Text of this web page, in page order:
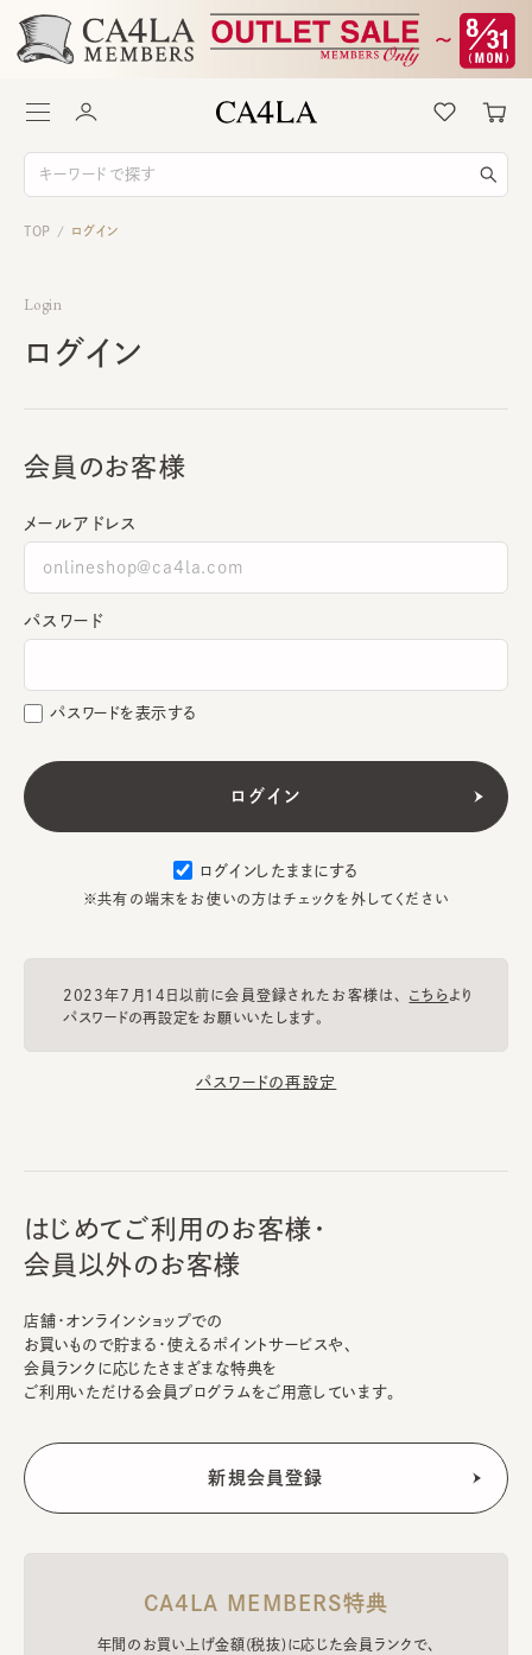
TOP / ログイン
Login
ログイン
会員のお客様
メールアドレス
パスワード
パスワードを表示する
ログインしたままにする
※共有の端末をお使いの方はチェックを外してください
2023年7月14日以前に会員登録されたお客様は、 こちらより
パスワードの再設定をお願いいたします。
パスワードの再設定
はじめてご利用のお客様・
会員以外のお客様
店舗・オンラインショップでの
お買いもので貯まる・使えるポイントサービスや、
会員ランクに応じたさまざまな特典を
ご利用いただける会員プログラムをご用意しています。
CA4LA MEMBERS特典
年間のお買い上げ金額(税抜)に応じた会員ランクで、